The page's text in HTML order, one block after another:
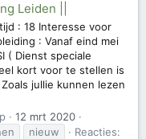
Leiden ||
: 18 Interesse voor
: Vanaf eind mei
( Dienst speciale
kort voor te stellen is
jullie kunnen lezen
12 mrt 2020
nieuw
Reacties: